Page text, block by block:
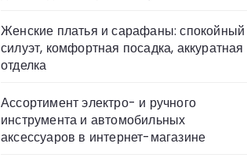
Женские платья и сарафаны: спокойный
силуэт, комфортная посадка, аккуратная
отделка
Ассортимент электро- и ручного
инструмента и автомобильных
аксессуаров в интернет-магазине